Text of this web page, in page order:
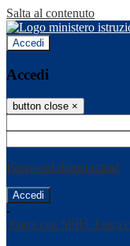
Salta al contenuto
Accedi
Accedi
button close ×
Password dimenticata?
-
Entra con SPID Entra